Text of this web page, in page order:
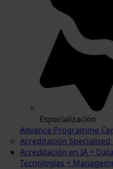
Especialización
Advance Programme
Acreditación Specialised
Acreditación en IA +
Tecnologías +